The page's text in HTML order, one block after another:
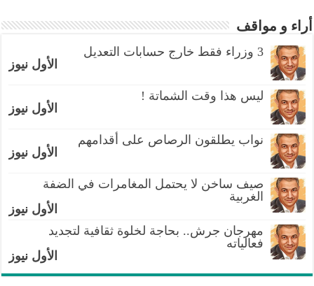
أراء و مواقف
3 وزراء فقط خارج حسابات التعديل
الأول نيوز
ليس هذا وقت الشماتة !
الأول نيوز
نواب يطلقون الرصاص على أقدامهم
الأول نيوز
صيف ساخن لا يحتمل المغامرات في الضفة
الغربية
الأول نيوز
مهرجان جرش.. بحاجة لخلوة ثقافية لتجديد
فعالياته
الأول نيوز